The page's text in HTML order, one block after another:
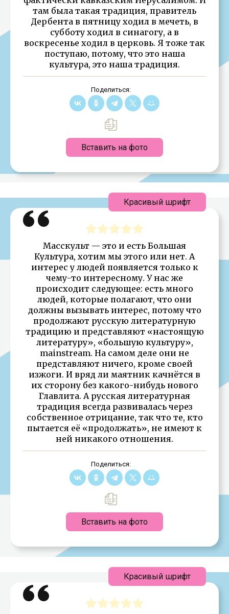
там была такая традиция, правитель
Дербента в пятницу ходил в мечеть, в
субботу ходил в синагогу, а в
воскресенье ходил в церковь. Я тоже так
поступаю, потому, что это наша
культура, это наша традиция.
Поделиться:
Вставить на фото
Масскульт — это и есть Большая
Культура, хотим мы этого или нет. А
интерес у людей появляется только к
чему-то интересному. У нас же
происходит следующее: есть много
людей, которые полагают, что они
должны вызывать интерес, потому что
продолжают русскую литературную
традицию и представляют «настоящую
литературу», «большую культуру»,
mainstream. Hа самом деле они не
представляют ничего, кроме своей
изжоги. И вряд ли маятник качнётся в
их сторону без какого-нибудь нового
Главлита. А русская литературная
традиция всегда развивалась через
собственное отрицание, так что те, кто
пытается её «продолжать», не имеют к
ней никакого отношения.
Поделиться:
Вставить на фото
Красивый шрифт
Красивый шрифт